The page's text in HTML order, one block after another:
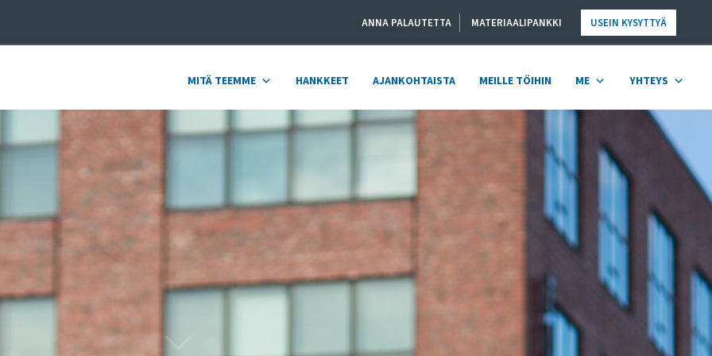
ANNA PALAUTETTA MATERIAALIPANKKI USEIN KYSYTTYÄ
MITÄ TEEMME HANKKEET AJANKOHTAISTA MEILLE TÖIHIN ME YHTEYS